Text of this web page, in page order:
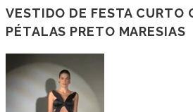
VESTIDO DE FESTA CURTO
PÉTALAS PRETO MARESIAS